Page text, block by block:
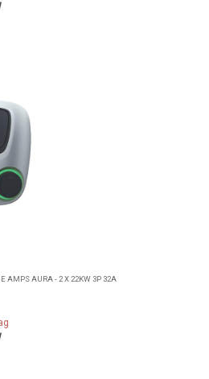
AMPS AURA - 2 X 22KW 3P 32A